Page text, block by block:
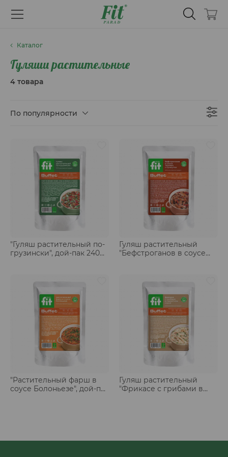
Каталог
Гуляши растительные
4 товара
По популярности
"Гуляш растительный по-
грузински", дой-пак 240
Гуляш растительный
"Бефстроганов в соусе
"Растительный фарш в
соусе Болоньезе", дой-пак
Гуляш растительный
"Фрикасе с грибами в